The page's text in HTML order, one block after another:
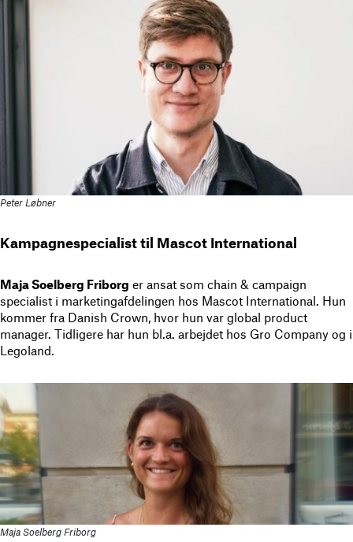
Peter Løbner
Kampagnespecialist til Mascot International
Maja Soelberg Friborg er ansat som chain & campaign
specialist i marketingafdelingen hos Mascot International. Hun
kommer fra Danish Crown, hvor hun var global product
manager. Tidligere har hun bl.a. arbejdet hos Gro Company og i
Legoland.
Maja Soelberg Friborg